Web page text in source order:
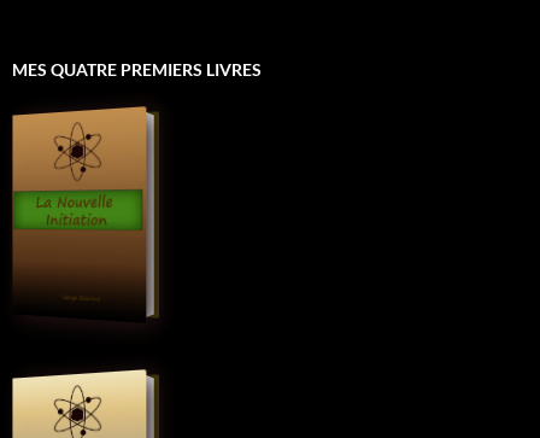
MES QUATRE PREMIERS LIVRES